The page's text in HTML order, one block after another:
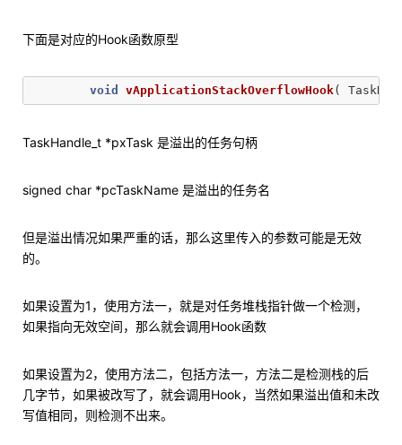
下面是对应的Hook函数原型
void vApplicationStackOverflowHook(
TaskHandle_t *pxTask 是溢出的任务句柄
signed char *pcTaskName 是溢出的任务名
但是溢出情况如果严重的话，那么这里传入的参数可能是无效
的。
如果设置为1，使用方法一，就是对任务堆栈指针做一个检测，
如果指向无效空间，那么就会调用Hook函数
如果设置为2，使用方法二，包括方法一，方法二是检测栈的后
几字节，如果被改写了，就会调用Hook，当然如果溢出值和未改
写值相同，则检测不出来。